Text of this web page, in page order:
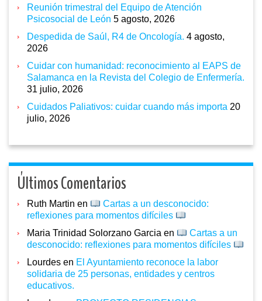
Reunión trimestral del Equipo de Atención
Psicosocial de León 5 agosto, 2026
Despedida de Saúl, R4 de Oncología. 4 agosto,
2026
Cuidar con humanidad: reconocimiento al EAPS de
Salamanca en la Revista del Colegio de Enfermería.
31 julio, 2026
Cuidados Paliativos: cuidar cuando más importa 20
julio, 2026
Últimos Comentarios
Ruth Martin en
Cartas a un desconocido:
reflexiones para momentos difíciles
Maria Trinidad Solorzano Garcia en
Cartas a un
desconocido: reflexiones para momentos difíciles
Lourdes en El Ayuntamiento reconoce la labor
solidaria de 25 personas, entidades y centros
educativos.